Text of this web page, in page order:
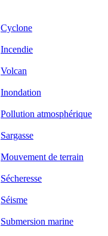
Cyclone
Incendie
Volcan
Inondation
Pollution atmosphérique
Sargasse
Mouvement de terrain
Sécheresse
Séisme
Submersion marine